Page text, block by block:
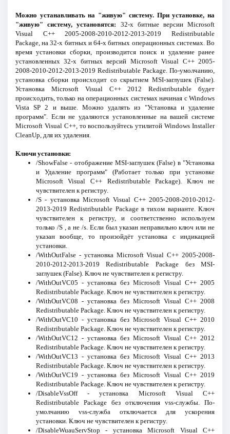
Можно устанавливать на "живую" систему. При установке, на
"живую" систему, установятся: 32-х битные версии Microsoft
Visual C++ 2005-2008-2010-2012-2013-2019 Redistributable
Package, на 32-х битных и 64-х битных операционных системах. Во
время установки сборки, производится поиск и удаление ранее
установленных 32-х битных версий Microsoft Visual C++ 2005-
2008-2010-2012-2013-2019 Redistributable Package. По-умолчанию,
установка сборки происходит со скрытием MSI-заглушек (False).
Установка Microsoft Visual C++ 2012 Redistributable будет
происходить, только на операционных системах начиная с Windows
Vista SP 2 и выше. Можно удалять из "Установка и удаление
программ". Если не удаляются установленные на вашей системе
Microsoft Visual C++, то воспользуйтесь утилитой Windows Installer
CleanUp, для их удаления.
Ключи установки:
/ShowFalse - отображение MSI-заглушек (False) в "Установка
и Удаление программ" (Работает только при установке
Microsoft Visual C++ Redistributable Package). Ключ не
чувствителен к регистру.
/S - установка Microsoft Visual C++ 2005-2008-2010-2012-
2013-2019 Redistributable Package в тихом варианте. Ключ
чувствителен к регистру, и соответственно используем
только /S , а не /s. Если был указан неправильно ключ или не
указан вообще, то произойдёт установка c индикацией
установки.
/WithOutFalse - установка Microsoft Visual C++ 2005-2008-
2010-2012-2013-2019 Redistributable Package без MSI-
заглушек (False). Ключ не чувствителен к регистру.
/WithOutVC05 - установка без Microsoft Visual C++ 2005
Redistributable Package. Ключ не чувствителен к регистру.
/WithOutVC08 - установка без Microsoft Visual C++ 2008
Redistributable Package. Ключ не чувствителен к регистру.
/WithOutVC10 - установка без Microsoft Visual C++ 2010
Redistributable Package. Ключ не чувствителен к регистру.
/WithOutVC12 - установка без Microsoft Visual C++ 2012
Redistributable Package. Ключ не чувствителен к регистру.
/WithOutVC13 - установка без Microsoft Visual C++ 2013
Redistributable Package. Ключ не чувствителен к регистру.
/WithOutVC19 - установка без Microsoft Visual C++ 2019
Redistributable Package. Ключ не чувствителен к регистру.
/DisableVssOff - установка Microsoft Visual C++
Redistributable Package без отключения vss-службы. По-
умолчанию vss-служба отключается для ускорения
установки. Ключ не чувствителен к регистру.
/DisableWuauServStop - установка Microsoft Visual C++